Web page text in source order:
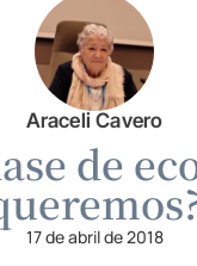
Araceli Cavero
de
17 de abril de 2018